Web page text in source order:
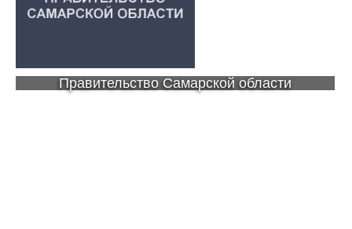
Правительство Самарской области